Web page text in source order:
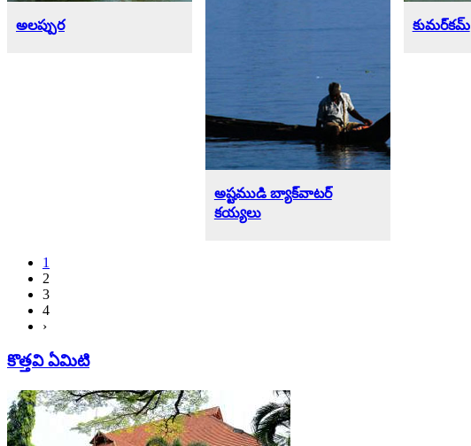
అలప్పుర కుమర్‌కమ్‌
అష్టముడి బ్యాక్‌వాటర్
కయ్యలు
1
2
3
4
›
కొత్తవి ఏమిటి